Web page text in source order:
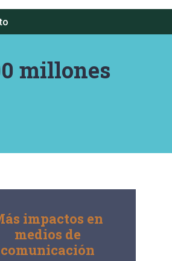
millones
impactos en
medios de
comunicación